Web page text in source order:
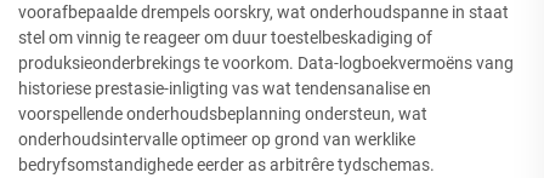
voorafbepaalde drempels oorskry, wat onderhoudspanne in staat
stel om vinnig te reageer om duur toestelbeskadiging of
produksieonderbrekings te voorkom. Data-logboekvermoëns vang
historiese prestasie-inligting vas wat tendensanalise en
voorspellende onderhoudsbeplanning ondersteun, wat
onderhoudsintervalle optimeer op grond van werklike
bedryfsomstandighede eerder as arbitrêre tydschemas.